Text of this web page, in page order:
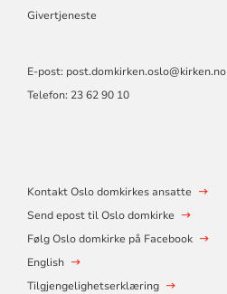
Givertjeneste
E-post: post.domkirken.oslo@kirken.no
Telefon: 23 62 90 10
Kontakt Oslo domkirkes ansatte
Send epost til Oslo domkirke
Følg Oslo domkirke på Facebook
English
Tilgjengelighetserklæring